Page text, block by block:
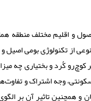
و اقلیم مختلف منطقه
از تکنولوژی بومی اصیل و
کُرد و بختیاری چه
وجه اشتراک و
همچنین تاثیر آن بر